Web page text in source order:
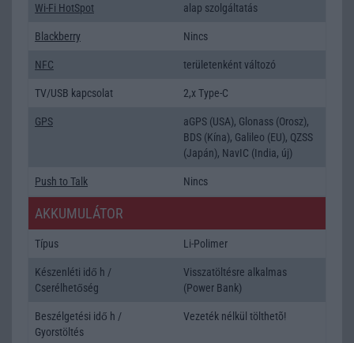
Wi-Fi HotSpot alap szolgáltatás
Blackberry Nincs
NFC területenként változó
TV/USB kapcsolat 2,x Type-C
GPS
aGPS (USA), Glonass (Orosz),
BDS (Kína), Galileo (EU), QZSS
(Japán), NavIC (India, új)
Push to Talk Nincs
AKKUMULÁTOR
Típus Li-Polimer
Készenléti idő h /
Cserélhetőség
Visszatöltésre alkalmas
(Power Bank)
Beszélgetési idő h /
Gyorstöltés
Vezeték nélkül tölthetõ!